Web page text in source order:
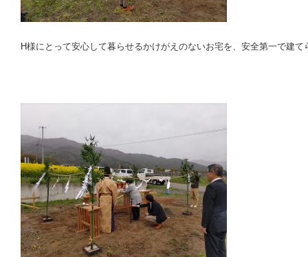
H様にとって安心して暮らせるかけがえのないお宅を、安全第一で建